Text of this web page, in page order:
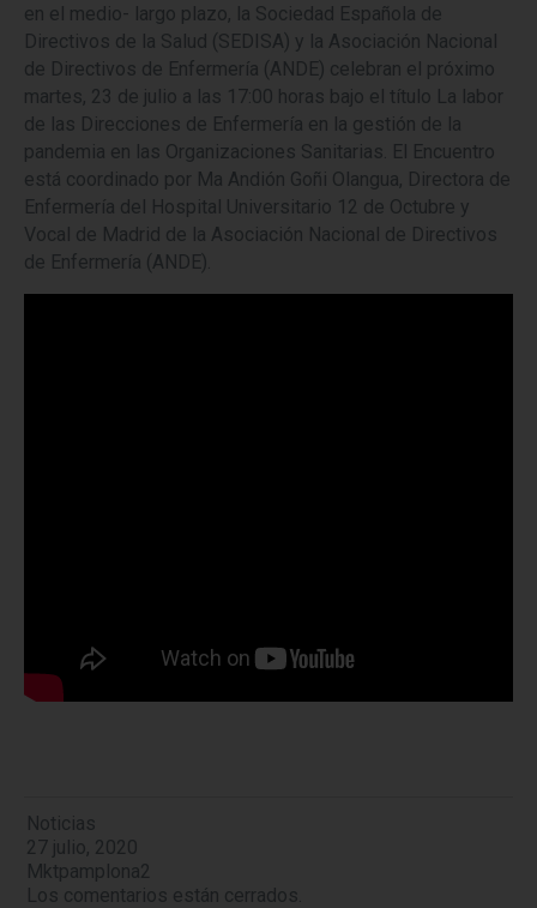
en el medio- largo plazo, la Sociedad Española de
Directivos de la Salud (SEDISA) y la Asociación Nacional
de Directivos de Enfermería (ANDE) celebran el próximo
martes, 23 de julio a las 17:00 horas bajo el título La labor
de las Direcciones de Enfermería en la gestión de la
pandemia en las Organizaciones Sanitarias. El Encuentro
está coordinado por Ma Andión Goñi Olangua, Directora de
Enfermería del Hospital Universitario 12 de Octubre y
Vocal de Madrid de la Asociación Nacional de Directivos
de Enfermería (ANDE).
Noticias
27 julio, 2020
Mktpamplona2
Los comentarios están cerrados.